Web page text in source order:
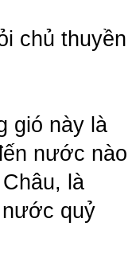
chủ thuyền
gió này là
nước nào
là
quỷ